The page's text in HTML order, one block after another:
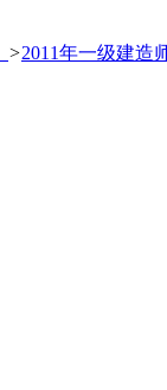
>2011年一级建造